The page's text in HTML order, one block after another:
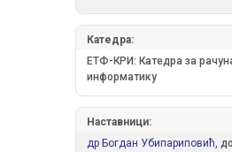
Катедра:
ЕТФ-КРИ: Катедра за
информатику
Наставници:
др Богдан Убипариповић,